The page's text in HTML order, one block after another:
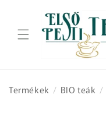
tartalomhoz
Termékek / BIO teák /